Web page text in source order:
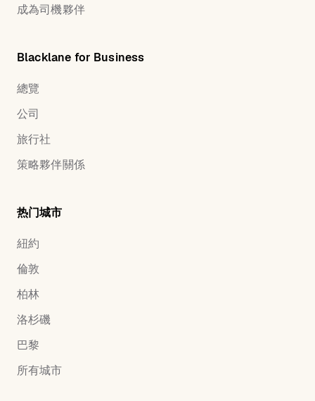
成為司機夥伴
Blacklane for Business
總覽
公司
旅行社
策略夥伴關係
热门城市
紐約
倫敦
柏林
洛杉磯
巴黎
所有城市